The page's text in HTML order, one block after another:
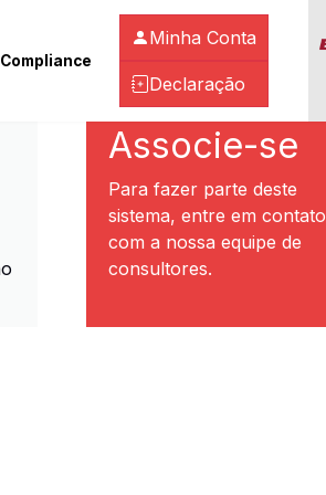
Compliance
Minha Conta
Declaração
Preto
Associe-se
Para fazer parte deste
sistema, entre em contato
com a nossa equipe de
consultores.